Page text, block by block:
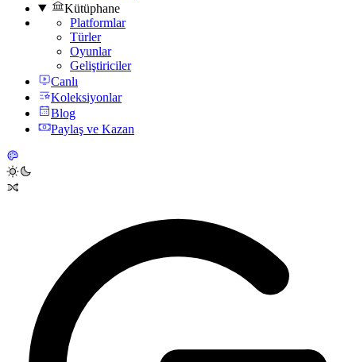
Kütüphane
Platformlar
Türler
Oyunlar
Geliştiriciler
Canlı
Koleksiyonlar
Blog
Paylaş ve Kazan